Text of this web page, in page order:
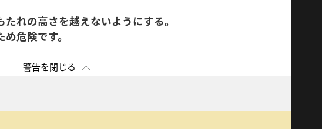
れの高さを越えないようにする。
危険です。
警告を閉じる